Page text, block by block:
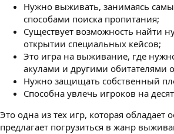
Нужно выживать, занимаясь
способами поиска пропитания;
Существует возможность найти
открытии специальных кейсов;
Это игра на выживание, где
акулами и другими обитателями
Нужно защищать собственный
Способна увлечь игроков на
Это одна из тех игр, которая
предлагает погрузиться в жанр